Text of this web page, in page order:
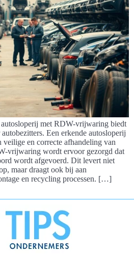
met RDW-vrijwaring biedt
Een erkende autosloperij
veilige en correcte afhandeling van
vrijwaring wordt ervoor gezorgd dat
wordt afgevoerd. Dit levert niet
maar draagt ook bij aan
en recycling processen. […]